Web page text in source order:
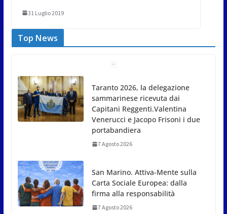
31 Luglio 2019
Top News
Taranto 2026, la delegazione
sammarinese ricevuta dai
Capitani Reggenti.Valentina
Venerucci e Jacopo Frisoni i due
portabandiera
7 Agosto 2026
San Marino. Attiva-Mente sulla
Carta Sociale Europea: dalla
firma alla responsabilità
7 Agosto 2026